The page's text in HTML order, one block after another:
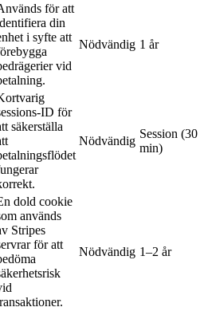
för att
din
i syfte att
vid
Nödvändig 1 år
ID för
säkerställa
Nödvändig
Session (30
min)
dold cookie
används
Stripes
för att
Nödvändig 1–2 år